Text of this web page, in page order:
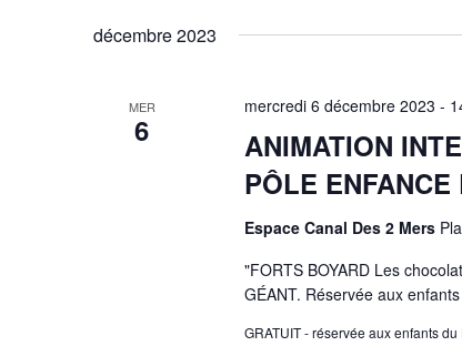
décembre 2023
MER
6
ANIMATION
PÔLE
mercredi 6 décembre 2023 -
Espace Canal Des 2 Mers
"FORTS BOYARD Les
GÉANT. Réservée aux
GRATUIT - réservée aux enfants